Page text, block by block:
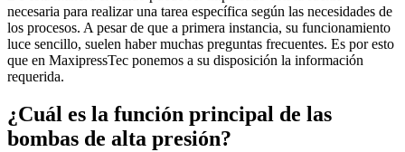
necesaria para realizar una tarea específica según las necesidades de
los procesos. A pesar de que a primera instancia, su funcionamiento
luce sencillo, suelen haber muchas preguntas frecuentes. Es por esto
que en MaxipressTec ponemos a su disposición la información
requerida.
¿Cuál es la función principal de las
bombas de alta presión?